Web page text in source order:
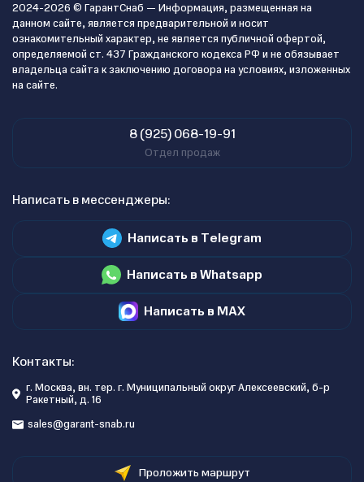
2024-2026 © ГарантСнаб — Информация, размещенная на
данном сайте, является предварительной и носит
ознакомительный характер, не является публичной офертой,
определяемой ст. 437 Гражданского кодекса РФ и не обязывает
владельца сайта к заключению договора на условиях, изложенных
на сайте.
8 (925) 068-19-91
Отдел продаж
Написать в мессенджеры:
Написать в Telegram
Написать в Whatsapp
Написать в MAX
Контакты:
г. Москва, вн. тер. г. Муниципальный округ Алексеевский, б-р
Ракетный, д. 16
sales@garant-snab.ru
Проложить маршрут